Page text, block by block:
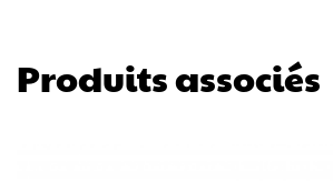
Produits associés